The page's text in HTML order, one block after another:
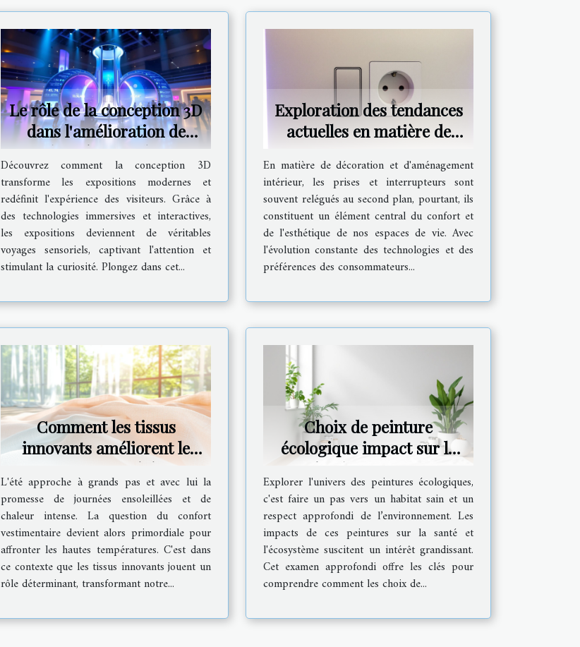
Le rôle de la conception 3D
dans l'amélioration de
l'expérience des
expositions
Découvrez comment la conception 3D
transforme les expositions modernes et
redéfinit l'expérience des visiteurs. Grâce à
des technologies immersives et interactives,
les expositions deviennent de véritables
voyages sensoriels, captivant l'attention et
stimulant la curiosité. Plongez dans cet...
Exploration des tendances
actuelles en matière de
En matière de décoration et d'aménagement
intérieur, les prises et interrupteurs sont
souvent relégués au second plan, pourtant, ils
constituent un élément central du confort et
de l'esthétique de nos espaces de vie. Avec
l'évolution constante des technologies et des
préférences des consommateurs...
Comment les tissus
innovants améliorent le
confort en été
L'été approche à grands pas et avec lui la
promesse de journées ensoleillées et de
chaleur intense. La question du confort
vestimentaire devient alors primordiale pour
affronter les hautes températures. C'est dans
ce contexte que les tissus innovants jouent un
rôle déterminant, transformant notre...
Choix de peinture
écologique impact sur la
santé et l'environnement
Explorer l'univers des peintures écologiques,
c'est faire un pas vers un habitat sain et un
respect approfondi de l’environnement. Les
impacts de ces peintures sur la santé et
l'écosystème suscitent un intérêt grandissant.
Cet examen approfondi offre les clés pour
comprendre comment les choix de...